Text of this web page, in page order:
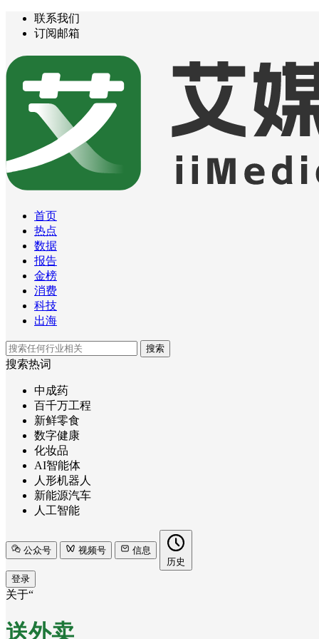
联系我们
订阅邮箱
首页
热点
数据
报告
金榜
消费
科技
出海
搜索
搜索热词
中成药
百千万工程
新鲜零食
数字健康
化妆品
AI智能体
人形机器人
新能源汽车
人工智能
公众号 视频号
信息
历史
登录
关于“
送外卖